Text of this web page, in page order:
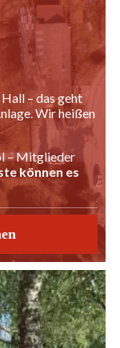
– das geht
Wir heißen
– Mitglieder
können es